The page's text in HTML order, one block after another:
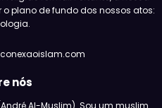
plano de fundo dos nossos atos:
nós